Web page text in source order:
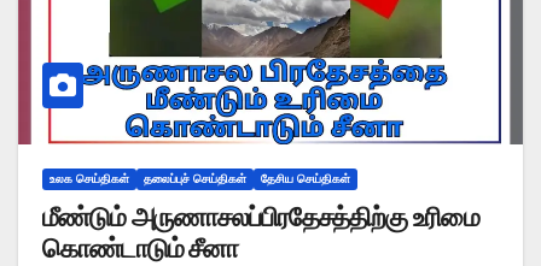
உலக செய்திகள் தலைப்புச் செய்திகள் தேசிய செய்திகள்
மீண்டும் அருணாசலப்பிரதேசத்திற்கு உரிமை
கொண்டாடும் சீனா